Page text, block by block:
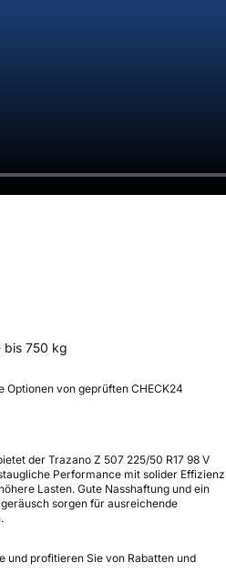
750 kg
Optionen von geprüften CHECK24
der Trazano Z 507 225/50 R17 98 V
Performance mit solider Effizienz
Lasten. Gute Nasshaftung und ein
sorgen für ausreichende
und profitieren Sie von Rabatten und